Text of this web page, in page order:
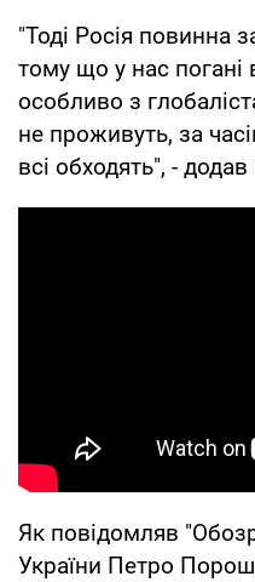
"Тоді Росія повинна
тому що у нас
особливо з
не проживуть, за
всі обходять", - додав
Як повідомляв
України Петро